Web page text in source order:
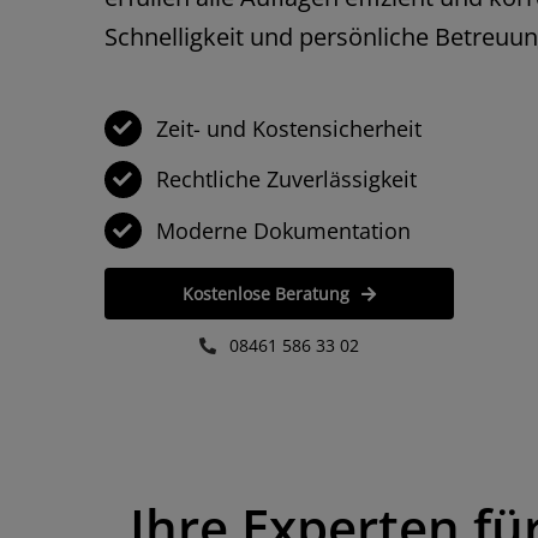
Schnelligkeit und persönliche
Zeit- und Kosten­sicherheit
Rechtliche Zuverlässigkeit
Moderne Dokumentation
Kostenlose Beratung
08461 586 33 02